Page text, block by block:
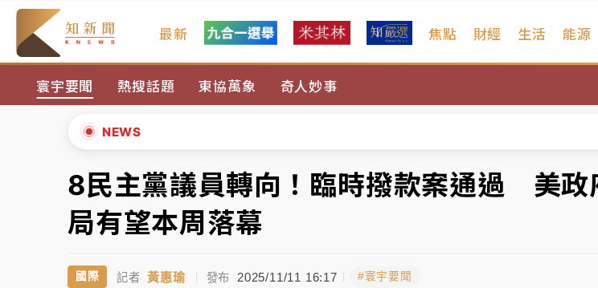
最新 焦點 財經 生活 能源
寰宇要聞 熱搜話題 東協萬象 奇人妙事
NEWS
台積電殺35元、台股跌近300點 被動元件、低軌衛星及載板皆走弱
中信慈善基金會想增加董事人數！辜仲諒向法院聲請遭駁 理由曝光
故宮《龍藏經》特展第2檔！今線上預約開賣一度塞車 周六起展出延長至晚上7時
台東農業處長涉圖利渡假村！東檢抗告成功 今重開羈押庭
女律師陳昱瑄詐慈濟10億！黃金158kg遭查扣畫面曝光
▲
▼
8民主黨議員轉向！臨時撥款案通過 美政
局有望本周落幕
國際 記者 黃惠瑜 | 發布 2025/11/11 16:17 #寰宇要聞